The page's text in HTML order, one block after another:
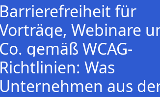
für
Webinare
gemäß WCAG-
Was
aus